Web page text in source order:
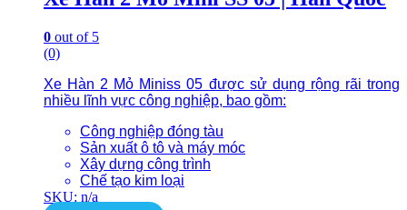
0 out of 5
(0)
Xe Hàn 2 Mỏ Miniss 05 được sử dụng rộng rãi trong
nhiều lĩnh vực công nghiệp, bao gồm:
Công nghiệp đóng tàu
Sản xuất ô tô và máy móc
Xây dựng công trình
Chế tạo kim loại
SKU: n/a